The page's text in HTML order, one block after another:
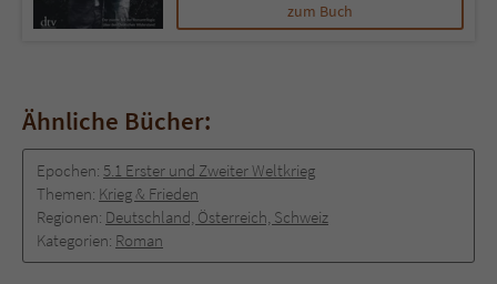
zum Buch
Ähnliche Bücher:
Epochen: 5.1 Erster und Zweiter Weltkrieg
Themen: Krieg & Frieden
Regionen: Deutschland, Österreich, Schweiz
Kategorien: Roman